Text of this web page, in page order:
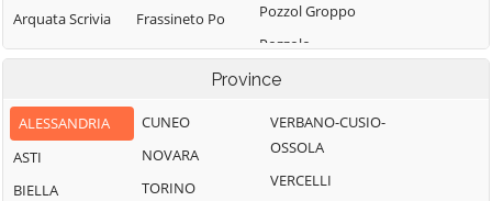
Arquata Scrivia
Avolasca
Basaluzzo
Bassignana
Belforte
Frassineto Po
Fresonara
Fubine
Pozzol Groppo
Pozzolo
Province
ALESSANDRIA
ASTI
BIELLA
CUNEO
NOVARA
TORINO
VERBANO-CUSIO-
OSSOLA
VERCELLI